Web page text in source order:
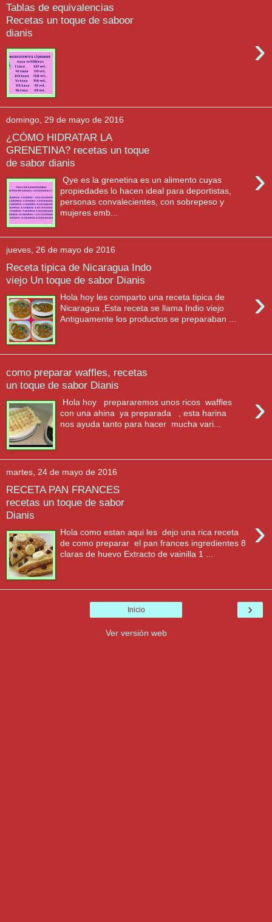
Tablas de equivalencias
Recetas un toque de saboor
dianis
›
domingo, 29 de mayo de 2016
¿CÓMO HIDRATAR LA
GRENETINA? recetas un toque
de sabor dianis
›
Qye es la grenetina es un alimento cuyas
propiedades lo hacen ideal para deportistas,
personas convalecientes, con sobrepeso y
mujeres emb...
jueves, 26 de mayo de 2016
Receta tipica de Nicaragua Indo
viejo Un toque de sabor Dianis
›
Hola hoy les comparto una receta tipica de
Nicaragua ,Esta receta se llama Indio viejo
Antiguamente los productos se preparaban ...
como preparar waffles, recetas
un toque de sabor Dianis
›
Hola hoy prepararemos unos ricos waffles
con una ahina ya preparada , esta harina
nos ayuda tanto para hacer mucha vari...
martes, 24 de mayo de 2016
RECETA PAN FRANCES
recetas un toque de sabor
Dianis
›
Hola como estan aqui les dejo una rica receta
de como preparar el pan frances ingredientes 8
claras de huevo Extracto de vainilla 1 ...
›
Inicio
Ver versión web